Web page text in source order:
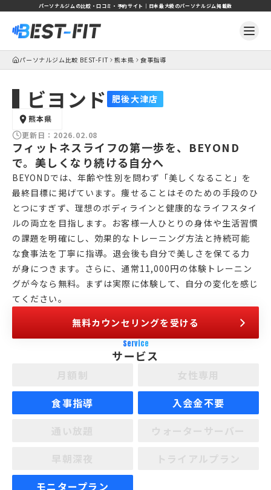
パーソナルジムの比較・口コミ・予約サイト｜日本最大級のパーソナルジム掲載数
パーソナルジム比較 BEST-FIT 熊本県 食事指導
ビヨンド 肥後大津店
熊本県
更新日： 2026.02.08
フィットネスライフの第一歩を、BEYOND
で。美しくなり続ける自分へ
BEYONDでは、年齢や性別を問わず「美しくなること」を
最終目標に掲げています。痩せることはそのための手段のひ
とつにすぎず、理想のボディラインと健康的なライフスタイ
ルの両立を目指します。お客様一人ひとりの身体や生活習慣
の課題を明確にし、効果的なトレーニング方法と持続可能
な食事法を丁寧に指導。退会後も自分で美しさを保てる力
が身につきます。さらに、通常11,000円の体験トレーニン
グが今なら無料。まずは実際に体験して、自分の変化を感じ
てください。
無料カウンセリングを受ける
Service
サービス
食事指導
入会金不要
モニタープラン